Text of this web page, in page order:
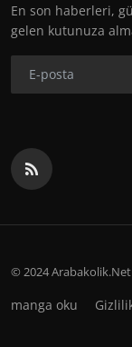
En son haberleri,
gelen kutunuza
© 2024 Arabakolik.Net
manga oku